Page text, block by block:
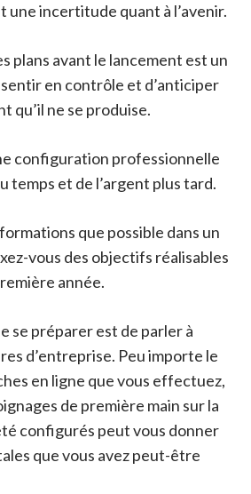
une incertitude quant à l’avenir.
plans avant le lancement est un
en contrôle et d’anticiper
qu’il ne se produise.
configuration professionnelle
temps et de l’argent plus tard.
que possible dans un
vous des objectifs réalisables
année.
se préparer est de parler à
d’entreprise. Peu importe le
en ligne que vous effectuez,
de première main sur la
configurés peut vous donner
que vous avez peut-être